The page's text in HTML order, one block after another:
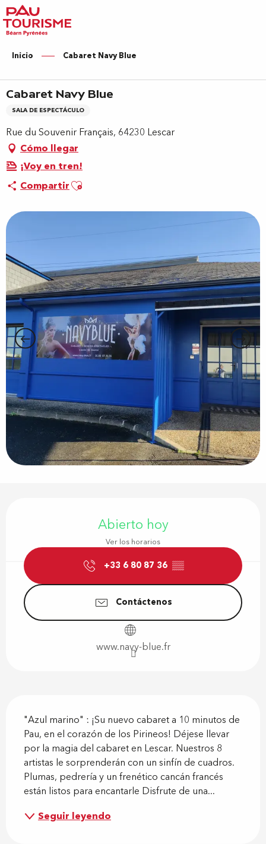
Aller
au
contenu
principal
Inicio Cabaret Navy Blue
Cabaret Navy Blue
SALA DE ESPECTÁCULO
Rue du Souvenir Français, 64230 Lescar
Cómo llegar
¡Voy en tren!
CompartirAjouter aux favoris
Abierto hoy
Ver los horarios
+33 6 80 87 36 ▒▒
Contáctenos
www.navy-blue.fr
"Azul marino" : ¡Su nuevo cabaret a 10 minutos de
Pau, en el corazón de los Pirineos! Déjese llevar
por la magia del cabaret en Lescar. Nuestros 8
artistas le sorprenderán con un sinfín de cuadros.
Plumas, pedrería y un frenético cancán francés
están listos para encantarle Disfrute de una...
Seguir leyendo